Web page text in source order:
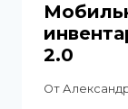
2.0
От